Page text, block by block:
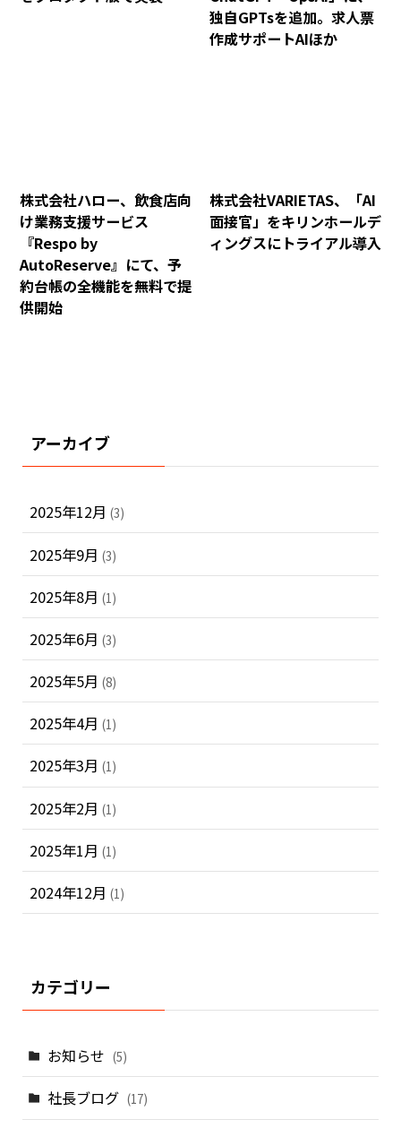
独自GPTsを追加。求人票
作成サポートAIほか
株式会社ハロー、飲食店向
け業務支援サービス
『Respo by
AutoReserve』にて、予
約台帳の全機能を無料で提
供開始
株式会社VARIETAS、「AI
面接官」をキリンホールデ
ィングスにトライアル導入
アーカイブ
2025年12月 (3)
2025年9月 (3)
2025年8月 (1)
2025年6月 (3)
2025年5月 (8)
2025年4月 (1)
2025年3月 (1)
2025年2月 (1)
2025年1月 (1)
2024年12月 (1)
カテゴリー
お知らせ (5)
社長ブログ (17)